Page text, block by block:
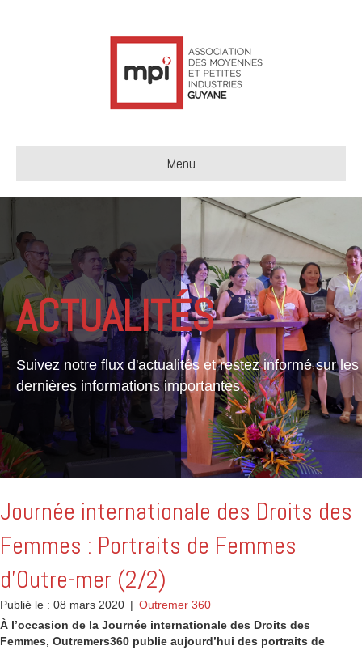
Menu
ACTUALITÉS
Suivez notre flux d'actualités et restez informé sur les
dernières informations importantes.
Journée internationale des Droits des
Femmes : Portraits de Femmes
d’Outre-mer (2/2)
Publié le : 08 mars 2020 | Outremer 360
À l’occasion de la Journée internationale des Droits des
Femmes, Outremers360 publie aujourd’hui des portraits de